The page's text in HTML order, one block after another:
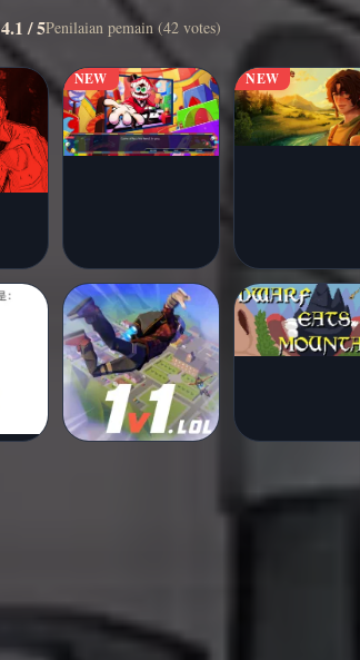
4.1 / 5Penilaian pemain (42 votes)
NEW NEW